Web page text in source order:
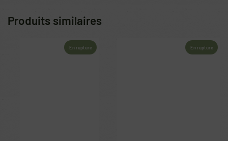
Produits similaires
En rupture En rupture